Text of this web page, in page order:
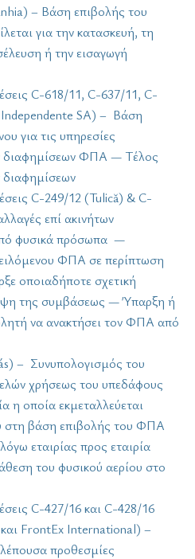
– Βάση επιβολής του
για την κατασκευή, τη
ή την εισαγωγή
C-618/11, C-637/11, C-
SA) – Βάση
για τις υπηρεσίες
διαφημίσεων ΦΠΑ — Τέλος
C-249/12 (Tulică) & C-
επί ακινήτων
φυσικά πρόσωπα —
ΦΠΑ σε περίπτωση
οποιαδήποτε σχετική
της συμβάσεως — Ύπαρξη ή
να ανακτήσει τον ΦΠΑ από
– Συνυπολογισμός του
χρήσεως του υπεδάφους
η οποία εκμεταλλεύεται
στη βάση επιβολής του ΦΠΑ
εταιρίας προς εταιρία
του φυσικού αερίου στο
C-427/16 και C-428/16
FrontEx International) –
προθεσμίες